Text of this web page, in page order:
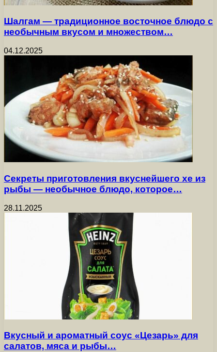
Шалгам — традиционное восточное блюдо с
необычным вкусом и множеством…
04.12.2025
Секреты приготовления вкуснейшего хе из
рыбы — необычное блюдо, которое…
28.11.2025
Вкусный и ароматный соус «Цезарь» для
салатов, мяса и рыбы…